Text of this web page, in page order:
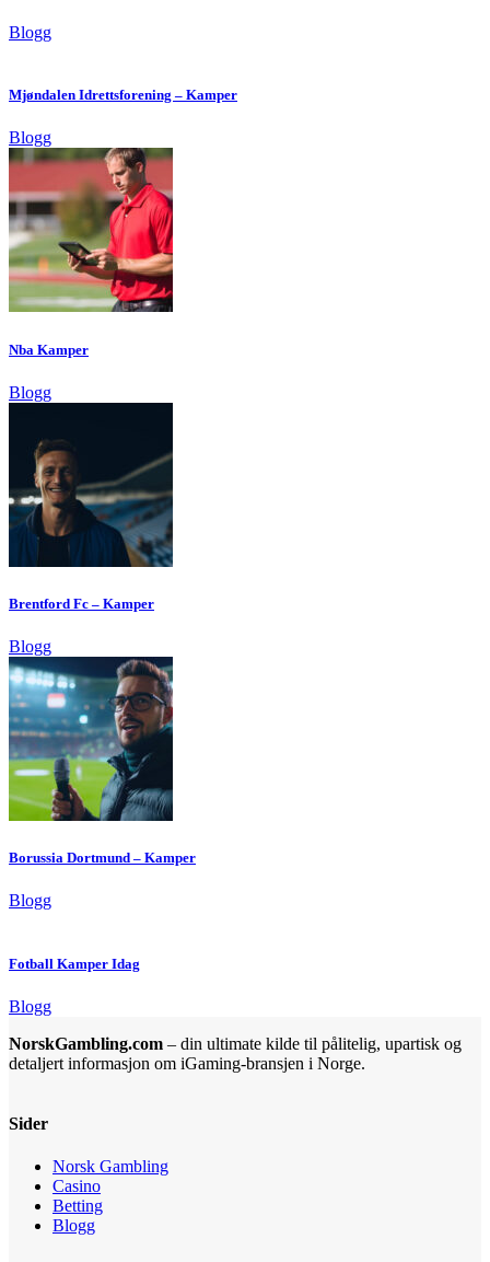
Blogg
Mjøndalen Idrettsforening – Kamper
Blogg
Nba Kamper
Blogg
Brentford Fc – Kamper
Blogg
Borussia Dortmund – Kamper
Blogg
Fotball Kamper Idag
Blogg
NorskGambling.com – din ultimate kilde til pålitelig, upartisk og
detaljert informasjon om iGaming-bransjen i Norge.
Sider
Norsk Gambling
Casino
Betting
Blogg